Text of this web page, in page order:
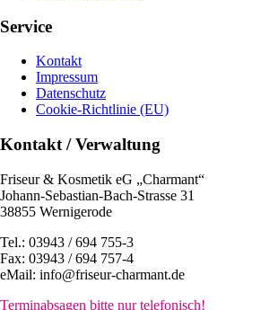
Service
Kontakt
Impressum
Datenschutz
Cookie-Richtlinie (EU)
Kontakt / Verwaltung
Friseur & Kosmetik eG „Charmant“
Johann-Sebastian-Bach-Strasse 31
38855 Wernigerode
Tel.: 03943 / 694 755-3
Fax: 03943 / 694 757-4
eMail: info@friseur-charmant.de
Terminabsagen bitte nur telefonisch!